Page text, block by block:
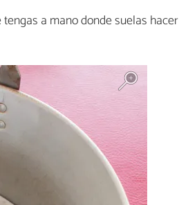
a mano donde suelas hacer